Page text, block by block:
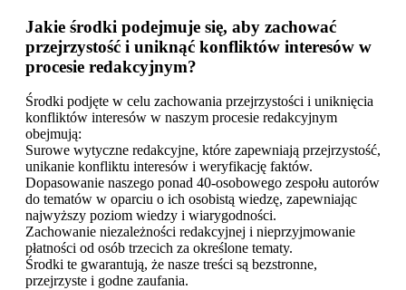
Jakie środki podejmuje się, aby zachować
przejrzystość i uniknąć konfliktów interesów w
procesie redakcyjnym?
Środki podjęte w celu zachowania przejrzystości i uniknięcia
konfliktów interesów w naszym procesie redakcyjnym
obejmują:
Surowe wytyczne redakcyjne, które zapewniają przejrzystość,
unikanie konfliktu interesów i weryfikację faktów.
Dopasowanie naszego ponad 40-osobowego zespołu autorów
do tematów w oparciu o ich osobistą wiedzę, zapewniając
najwyższy poziom wiedzy i wiarygodności.
Zachowanie niezależności redakcyjnej i nieprzyjmowanie
płatności od osób trzecich za określone tematy.
Środki te gwarantują, że nasze treści są bezstronne,
przejrzyste i godne zaufania.